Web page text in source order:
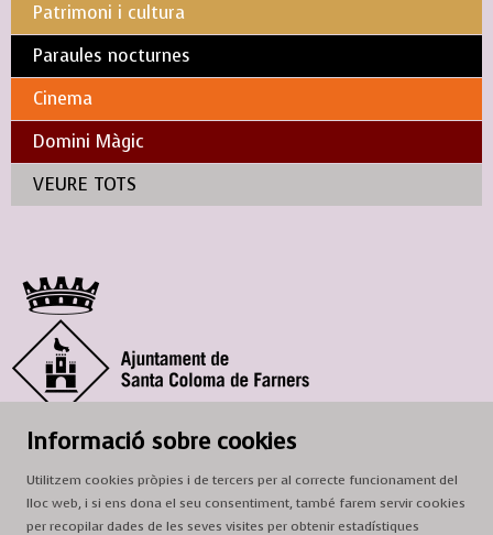
Patrimoni i cultura
Paraules nocturnes
Cinema
Domini Màgic
VEURE TOTS
© Ajuntament de Santa Coloma de Farners
: de dilluns a dissabte, de 9 a 13 h.
Adreça: c. del Prat, 16, 17430 Santa Coloma de Farners
Informació sobre cookies
Utilitzem cookies pròpies i de tercers per al correcte funcionament del
lloc web, i si ens dona el seu consentiment, també farem servir cookies
per recopilar dades de les seves visites per obtenir estadístiques